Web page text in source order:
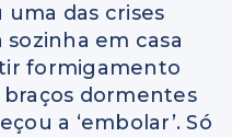
uma das crises
sozinha em casa
formigamento
braços dormentes
a ‘embolar’. Só